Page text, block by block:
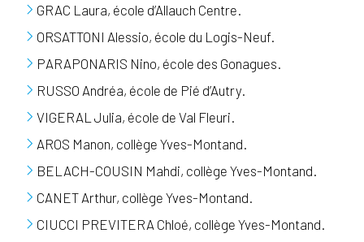
GRAC Laura, école d’Allauch Centre.
ORSATTONI Alessio, école du Logis-Neuf.
PARAPONARIS Nino, école des Gonagues.
RUSSO Andréa, école de Pié d’Autry.
VIGERAL Julia, école de Val Fleuri.
AROS Manon, collège Yves-Montand.
BELACH-COUSIN Mahdi, collège Yves-Montand.
CANET Arthur, collège Yves-Montand.
CIUCCI PREVITERA Chloé, collège Yves-Montand.